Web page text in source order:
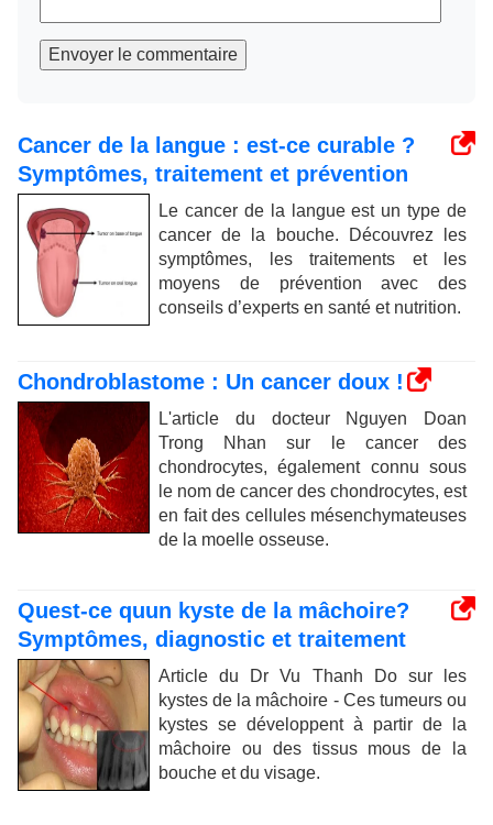
Envoyer le commentaire
Cancer de la langue : est-ce curable ?
Symptômes, traitement et prévention
Le cancer de la langue est un type de
cancer de la bouche. Découvrez les
symptômes, les traitements et les
moyens de prévention avec des
conseils d’experts en santé et nutrition.
Chondroblastome : Un cancer doux !
L'article du docteur Nguyen Doan
Trong Nhan sur le cancer des
chondrocytes, également connu sous
le nom de cancer des chondrocytes, est
en fait des cellules mésenchymateuses
de la moelle osseuse.
Quest-ce quun kyste de la mâchoire?
Symptômes, diagnostic et traitement
Article du Dr Vu Thanh Do sur les
kystes de la mâchoire - Ces tumeurs ou
kystes se développent à partir de la
mâchoire ou des tissus mous de la
bouche et du visage.